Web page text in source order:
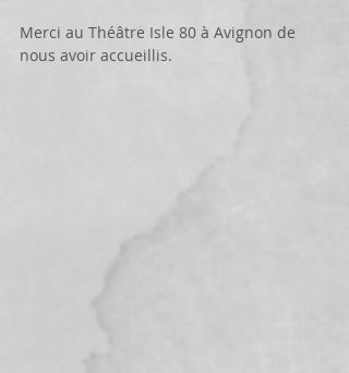
Merci au Théâtre Isle 80 à Avignon de
nous avoir accueillis.